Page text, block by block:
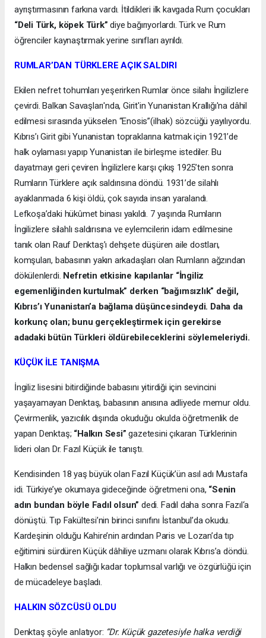
ayrıştırmasının farkına vardı. İtildikleri ilk kavgada Rum çocukları
“Deli Türk, köpek Türk” diye bağırıyorlardı. Türk ve Rum
öğrenciler kaynaştırmak yerine sınıfları ayrıldı.
RUMLAR’DAN TÜRKLERE AÇIK SALDIRI
Ekilen nefret tohumları yeşerirken Rumlar önce silahı İngilizlere
çevirdi. Balkan Savaşları'nda, Girit'in Yunanistan Krallığı'na dâhil
edilmesi sırasında yükselen “Enosis”(ilhak) sözcüğü yayılıyordu.
Kıbrıs’ı Girit gibi Yunanistan topraklarına katmak için 1921’de
halk oylaması yapıp Yunanistan ile birleşme istediler. Bu
dayatmayı geri çeviren İngilizlere karşı çıkış 1925’ten sonra
Rumların Türklere açık saldırısına döndü. 1931’de silahlı
ayaklanmada 6 kişi öldü, çok sayıda insan yaralandı.
Lefkoşa’daki hükûmet binası yakıldı. 7 yaşında Rumların
İngilizlere silahlı saldırısına ve eylemcilerin idam edilmesine
tanık olan Rauf Denktaş’ı dehşete düşüren aile dostları,
komşuları, babasının yakın arkadaşları olan Rumların ağzından
dökülenlerdi. Nefretin etkisine kapılanlar “İngiliz
egemenliğinden kurtulmak” derken “bağımsızlık” değil,
Kıbrıs’ı Yunanistan’a bağlama düşüncesindeydi. Daha da
korkunç olan; bunu gerçekleştirmek için gerekirse
adadaki bütün Türkleri öldürebileceklerini söylemeleriydi.
KÜÇÜK İLE TANIŞMA
İngiliz lisesini bitirdiğinde babasını yitirdiği için sevincini
yaşayamayan Denktaş, babasının anısına adliyede memur oldu.
Çevirmenlik, yazıcılık dışında okuduğu okulda öğretmenlik de
yapan Denktaş; “Halkın Sesi”gazetesini çıkaran Türklerinin
lideri olan Dr. Fazıl Küçük ile tanıştı.
Kendisinden 18 yaş büyük olan Fazıl Küçük’ün asıl adı Mustafa
idi. Türkiye’ye okumaya gideceğinde öğretmeni ona, “Senin
adın bundan böyle Fadıl olsun” dedi. Fadıl daha sonra Fazıl‘a
dönüştü. Tıp Fakültesi’nin birinci sınıfını İstanbul’da okudu.
Kardeşinin olduğu Kahire’nin ardından Paris ve Lozan’da tıp
eğitimini sürdüren Küçük dâhiliye uzmanı olarak Kıbrıs’a döndü.
Halkın bedensel sağlığı kadar toplumsal varlığı ve özgürlüğü için
de mücadeleye başladı.
HALKIN SÖZCÜSÜ OLDU
Denktaş şöyle anlatıyor: “Dr. Küçük gazetesiyle halka verdiği